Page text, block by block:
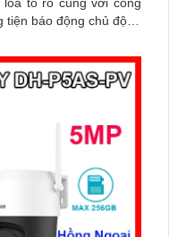
báo động chủ động